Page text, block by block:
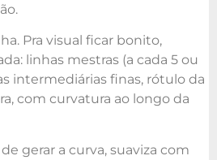
Pra visual ficar bonito,
linhas mestras (a cada 5 ou
intermediárias finas, rótulo da
com curvatura ao longo da
gerar a curva, suaviza com